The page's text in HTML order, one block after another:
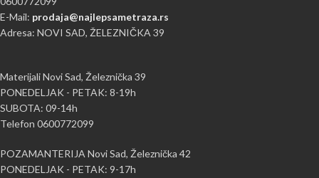
E-Mail: prodaja@najlepsametraza.rs
Adresa: NOVI SAD, ŽELEZNIČKA 39
Materijali Novi Sad, Železnička 39
PONEDELJAK - PETAK: 8-19h
SUBOTA: 09-14h
Telefon 0600772099
POZAMANTERIJA Novi Sad, Železnička 42
PONEDELJAK - PETAK: 9-17h